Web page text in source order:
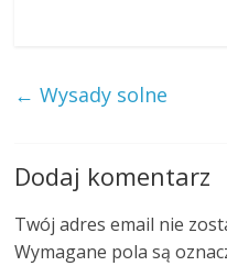
← Wysady solne
Dodaj komentarz
Twój adres email nie
Wymagane pola są